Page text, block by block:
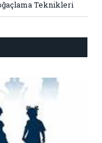
Teknikleri